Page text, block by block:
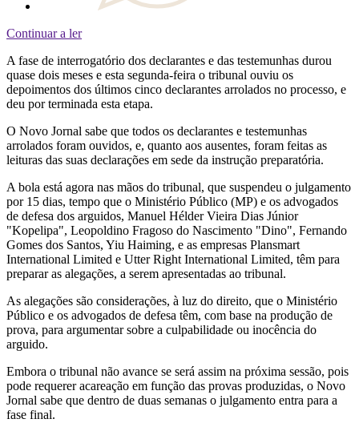
Continuar a ler
A fase de interrogatório dos declarantes e das testemunhas durou
quase dois meses e esta segunda-feira o tribunal ouviu os
depoimentos dos últimos cinco declarantes arrolados no processo, e
deu por terminada esta etapa.
O Novo Jornal sabe que todos os declarantes e testemunhas
arrolados foram ouvidos, e, quanto aos ausentes, foram feitas as
leituras das suas declarações em sede da instrução preparatória.
A bola está agora nas mãos do tribunal, que suspendeu o julgamento
por 15 dias, tempo que o Ministério Público (MP) e os advogados
de defesa dos arguidos, Manuel Hélder Vieira Dias Júnior
"Kopelipa", Leopoldino Fragoso do Nascimento "Dino", Fernando
Gomes dos Santos, Yiu Haiming, e as empresas Plansmart
International Limited e Utter Right International Limited, têm para
preparar as alegações, a serem apresentadas ao tribunal.
As alegações são considerações, à luz do direito, que o Ministério
Público e os advogados de defesa têm, com base na produção de
prova, para argumentar sobre a culpabilidade ou inocência do
arguido.
Embora o tribunal não avance se será assim na próxima sessão, pois
pode requerer acareação em função das provas produzidas, o Novo
Jornal sabe que dentro de duas semanas o julgamento entra para a
fase final.